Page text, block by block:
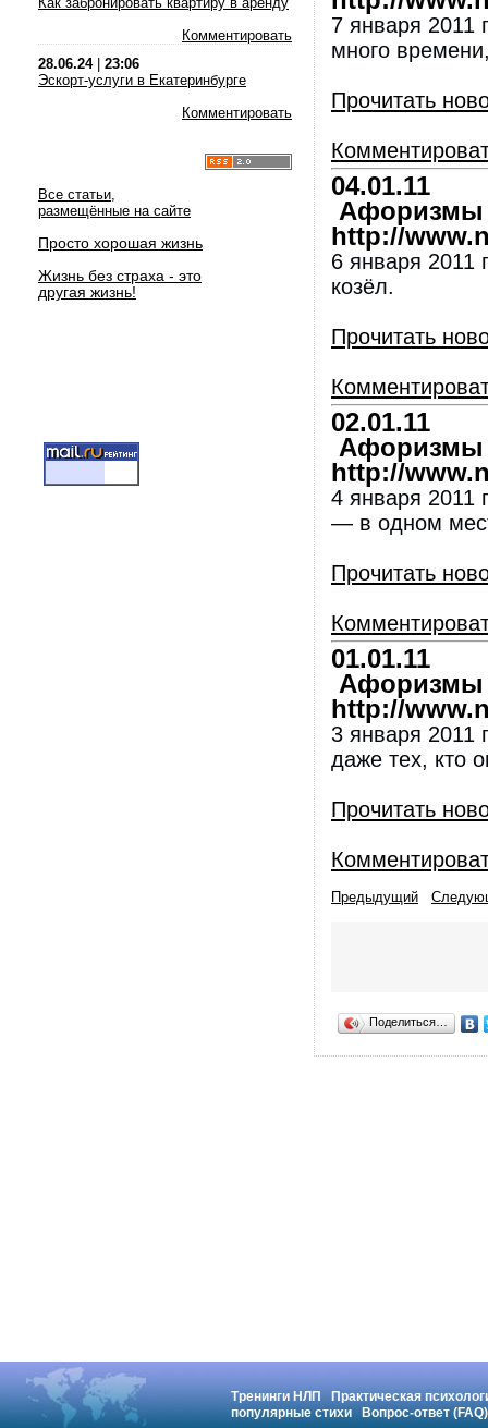
Комментировать
28.06.24| 23:06
Эскорт-услуги в Екатеринбурге
Комментировать
Все статьи,
размещённые на сайте
Просто хорошая жизнь
Жизнь без страха - это
другая жизнь!
7 января 2011
много
Прочитать
04.01.11
Афоризмы
http://
6 января 2011
козёл.
Прочитать
02.01.11
Афоризмы
http://
4 января 2011
— в одном
Прочитать
01.01.11
Афоризмы
http://
3 января 2011
даже тех, кто
Прочитать
Предыдущий
Поделиться…
Тренинги НЛП
Практическая
популярные стихи
Вопрос-ответ (FAQ)